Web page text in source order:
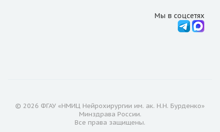
Мы в соцсетях
© 2026 ФГАУ «НМИЦ Нейрохирургии им. ак. Н.Н. Бурденко»
Минздрава России.
Все права защищены.